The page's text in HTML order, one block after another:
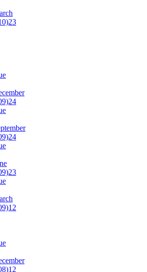
23
24
24
23
12
12